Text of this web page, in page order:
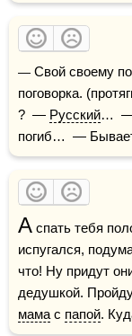
— Свой своему
поговорка.
?  — Русский…  —
погиб…  —
А спать тебя
испугался,
что! Ну придут
дедушкой.
мама с папой.